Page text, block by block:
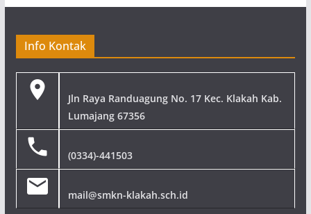
Info Kontak
Jln Raya Randuagung No. 17 Kec. Klakah Kab.
Lumajang 67356
(0334)-441503
mail@smkn-klakah.sch.id